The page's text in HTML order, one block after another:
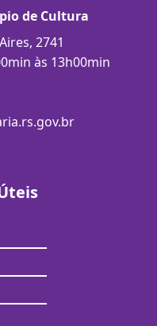
de Cultura
2741
às 13h00min